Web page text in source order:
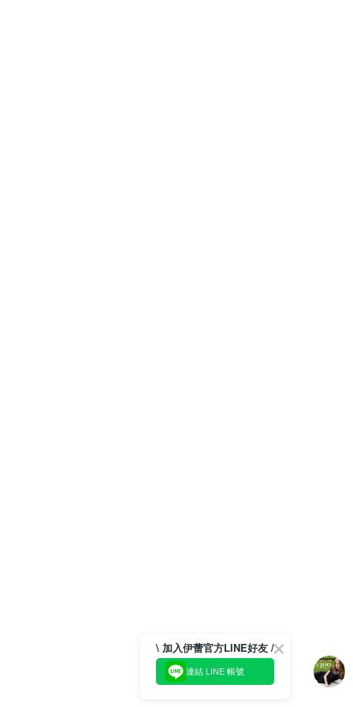
\ 加入伊蕾官方LINE好友 /
連結 LINE 帳號